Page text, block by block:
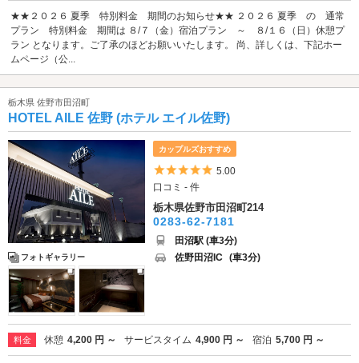
★★２０２６ 夏季 特別料金 期間のお知らせ★★ ２０２６ 夏季 の 通常
プラン 特別料金 期間は ８/７（金）宿泊プラン ～ ８/１６（日）休憩プ
ラン となります。ご了承のほどお願いいたします。 尚、詳しくは、下記ホー
ムページ（公...
栃木県 佐野市田沼町
HOTEL AILE 佐野 (ホテル エイル佐野)
フォトギャラリー
カップルズおすすめ
5つ星のうち5
5.00
口コミ - 件
栃木県佐野市田沼町214
0283-62-7181
田沼駅 (車3分)
佐野田沼IC (車3分)
料金 休憩 4,200 円 ～ サービスタイム 4,900 円 ～ 宿泊 5,700 円 ～